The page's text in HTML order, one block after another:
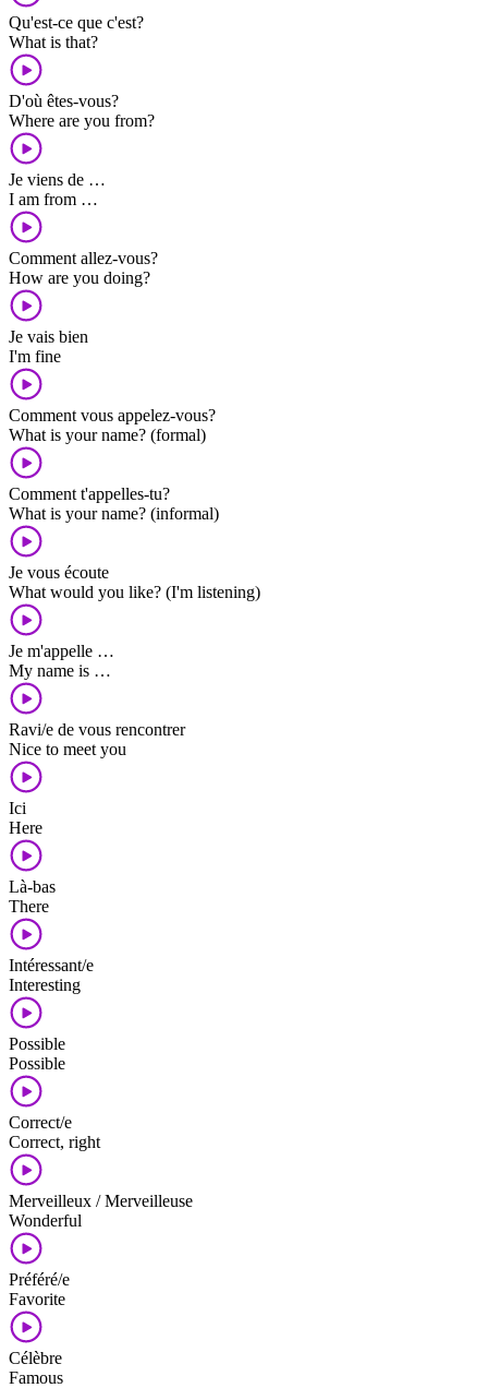
Qu'est-ce que c'est?
What is that?
D'où êtes-vous?
Where are you from?
Je viens de …
I am from …
Comment allez-vous?
How are you doing?
Je vais bien
I'm fine
Comment vous appelez-vous?
What is your name? (formal)
Comment t'appelles-tu?
What is your name? (informal)
Je vous écoute
What would you like? (I'm listening)
Je m'appelle …
My name is …
Ravi/e de vous rencontrer
Nice to meet you
Ici
Here
Là-bas
There
Intéressant/e
Interesting
Possible
Possible
Correct/e
Correct, right
Merveilleux / Merveilleuse
Wonderful
Préféré/e
Favorite
Célèbre
Famous